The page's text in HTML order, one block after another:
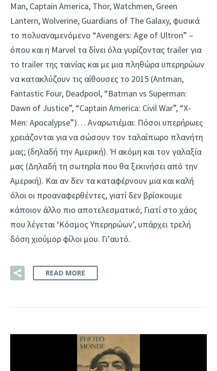
Man, Captain America, Thor, Watchmen, Green
Lantern, Wolverine, Guardians of The Galaxy, φυσικά
το πολυαναμενόμενο “Avengers: Age of Ultron” –
όπου και η Marvel τα δίνει όλα γυρίζοντας trailer για
το trailer της ταινίας και με μια πληθώρα υπερηρώων
να κατακλύζουν τις αίθουσες το 2015 (Antman,
Fantastic Four, Deadpool, “Batman vs Superman:
Dawn of Justice”, “Captain America: Civil War”, “X-
Men: Apocalypse”)… Αναρωτιέμαι: Πόσοι υπερήρωες
χρειάζονται για να σώσουν τον ταλαίπωρο πλανήτη
μας; (δηλαδή την Αμερική). Ή ακόμη και τον γαλαξία
μας (Δηλαδή τη σωτηρία που θα ξεκινήσει από την
Αμερική). Και αν δεν τα καταφέρνουν μια και καλή
όλοι οι προαναφερθέντες, γιατί δεν βρίσκουμε
κάποιον άλλο πιο αποτελεσματικό; Γιατί στο χάος
που λέγεται ‘Κόσμος Υπερηρώων’, υπάρχει τρελή
δόση χιούμορ φίλοι μου. Γι’αυτό.
READ MORE